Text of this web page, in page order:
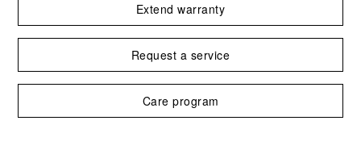
Extend warranty
Request a service
Care program